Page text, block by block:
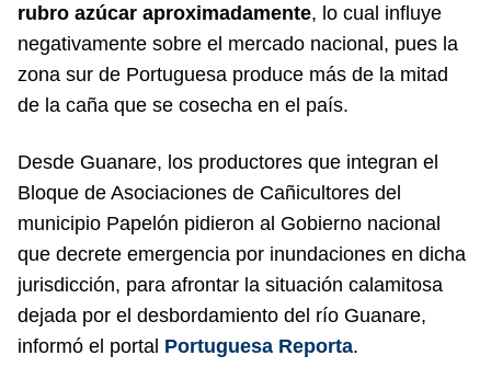
rubro azúcar aproximadamente, lo cual influye
negativamente sobre el mercado nacional, pues la
zona sur de Portuguesa produce más de la mitad
de la caña que se cosecha en el país.
Desde Guanare, los productores que integran el
Bloque de Asociaciones de Cañicultores del
municipio Papelón pidieron al Gobierno nacional
que decrete emergencia por inundaciones en dicha
jurisdicción, para afrontar la situación calamitosa
dejada por el desbordamiento del río Guanare,
informó el portal Portuguesa Reporta.